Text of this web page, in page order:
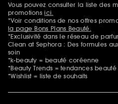
Mentions additionnelles
Vous pouvez consulter la liste des
promotionsici.
*Voir conditions de nos offres
la page Bons Plans Beauté.
*Exclusivité dans le réseau de
Clean at Sephora : Des formules
soin
*k-beauty = beauté coréenne
*Beauty Trends = tendances beauté
*Wishlist = liste de souhaits